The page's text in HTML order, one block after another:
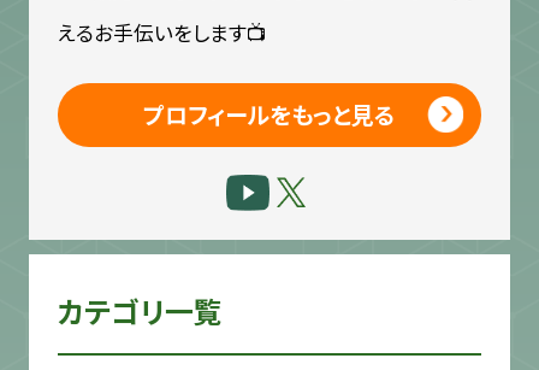
えるお手伝いをします📺
プロフィールをもっと見る
カテゴリ一覧